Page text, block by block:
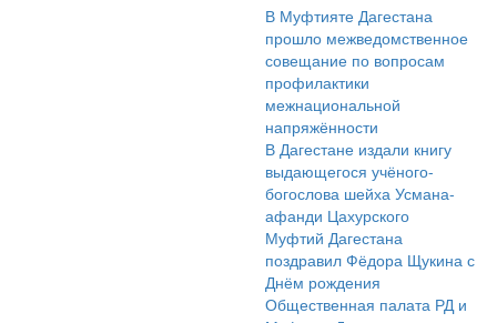
В Муфтияте Дагестана
прошло межведомственное
совещание по вопросам
профилактики
межнациональной
напряжённости
В Дагестане издали книгу
выдающегося учёного-
богослова шейха Усмана-
афанди Цахурского
Муфтий Дагестана
поздравил Фёдора Щукина с
Днём рождения
Общественная палата РД и